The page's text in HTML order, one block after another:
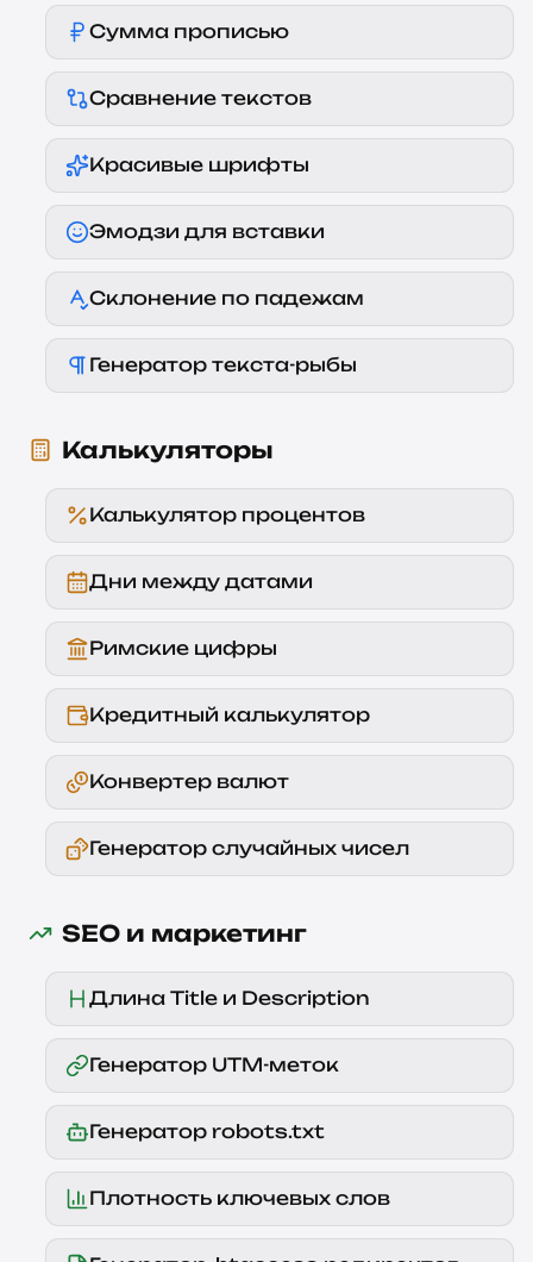
Сумма прописью
Сравнение текстов
Красивые шрифты
Эмодзи для вставки
Склонение по падежам
Генератор текста-рыбы
Калькуляторы
Калькулятор процентов
Дни между датами
Римские цифры
Кредитный калькулятор
Конвертер валют
Генератор случайных чисел
SEO и маркетинг
Длина Title и Description
Генератор UTM-меток
Генератор robots.txt
Плотность ключевых слов